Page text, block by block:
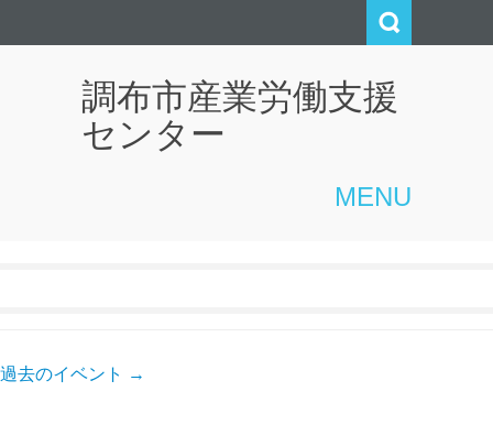
調布市産業労働支援
センター
MENU
過去のイベント →